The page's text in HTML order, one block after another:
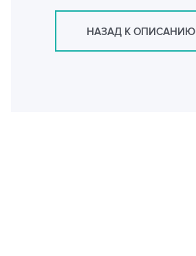
НАЗАД К ОПИСАНИЮ